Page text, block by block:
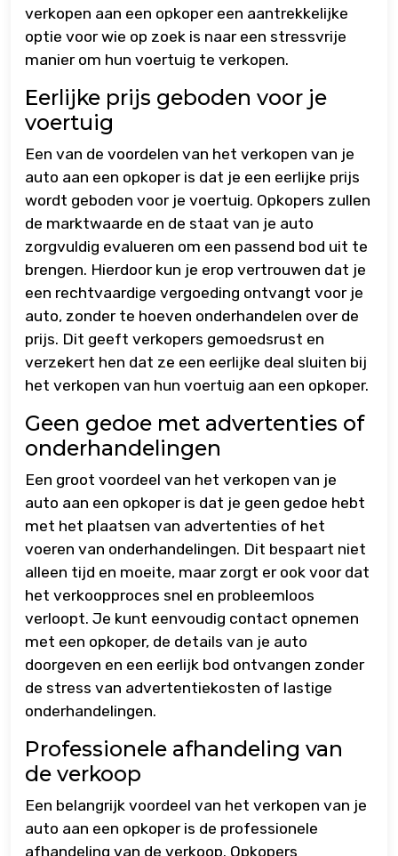
verkopen aan een opkoper een aantrekkelijke
optie voor wie op zoek is naar een stressvrije
manier om hun voertuig te verkopen.
Eerlijke prijs geboden voor je
voertuig
Een van de voordelen van het verkopen van je
auto aan een opkoper is dat je een eerlijke prijs
wordt geboden voor je voertuig. Opkopers zullen
de marktwaarde en de staat van je auto
zorgvuldig evalueren om een passend bod uit te
brengen. Hierdoor kun je erop vertrouwen dat je
een rechtvaardige vergoeding ontvangt voor je
auto, zonder te hoeven onderhandelen over de
prijs. Dit geeft verkopers gemoedsrust en
verzekert hen dat ze een eerlijke deal sluiten bij
het verkopen van hun voertuig aan een opkoper.
Geen gedoe met advertenties of
onderhandelingen
Een groot voordeel van het verkopen van je
auto aan een opkoper is dat je geen gedoe hebt
met het plaatsen van advertenties of het
voeren van onderhandelingen. Dit bespaart niet
alleen tijd en moeite, maar zorgt er ook voor dat
het verkoopproces snel en probleemloos
verloopt. Je kunt eenvoudig contact opnemen
met een opkoper, de details van je auto
doorgeven en een eerlijk bod ontvangen zonder
de stress van advertentiekosten of lastige
onderhandelingen.
Professionele afhandeling van
de verkoop
Een belangrijk voordeel van het verkopen van je
auto aan een opkoper is de professionele
afhandeling van de verkoop. Opkopers